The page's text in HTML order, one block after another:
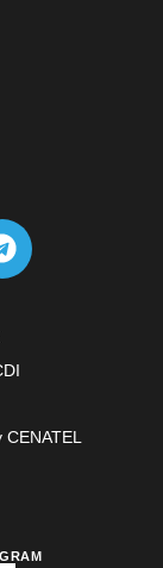
CENATEL